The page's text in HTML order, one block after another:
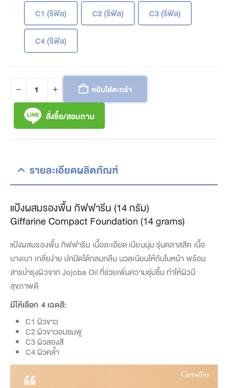
C1 (รีฟิล) C2 (รีฟิล) C3 (รีฟิล)
C4 (รีฟิล)
หยิบใส่ตะกร้า
สั่งซื้อ/สอบถาม
รายละเอียดผลิตภัณฑ์
แป้งผสมรองพื้น กิฟฟารีน (14 กรัม)
Giffarine Compact Foundation (14 grams)
แป้งผสมรองพื้น กิฟฟารีน เนื้อละเอียด เนียนนุ่ม รุ่นคลาสสิค เนื้อ
บางเบา เกลี่ยง่าย ปกปิดได้กลมกลืน นวลเนียนให้กับใบหน้า พร้อม
สารบำรุงผิวจาก Jojoba Oil ที่ช่วยเพิ่มความชุ่มชื้น ทำให้ผิวมี
สุขภาพดี
มีให้เลือก 4 เฉดสี:
C1 ผิวขาว
C2 ผิวขาวอมชมพู
C3 ผิวสองสี
C4 ผิวคล้ำ